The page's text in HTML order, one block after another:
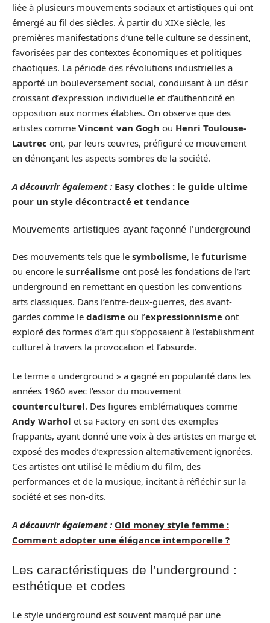
liée à plusieurs mouvements sociaux et artistiques qui ont
émergé au fil des siècles. À partir du XIXe siècle, les
premières manifestations d’une telle culture se dessinent,
favorisées par des contextes économiques et politiques
chaotiques. La période des révolutions industrielles a
apporté un bouleversement social, conduisant à un désir
croissant d’expression individuelle et d’authenticité en
opposition aux normes établies. On observe que des
artistes comme Vincent van Gogh ou Henri Toulouse-
Lautrec ont, par leurs œuvres, préfiguré ce mouvement
en dénonçant les aspects sombres de la société.
A découvrir également : Easy clothes : le guide ultime
pour un style décontracté et tendance
Mouvements artistiques ayant façonné l’underground
Des mouvements tels que le symbolisme, le futurisme
ou encore le surréalisme ont posé les fondations de l’art
underground en remettant en question les conventions
arts classiques. Dans l’entre-deux-guerres, des avant-
gardes comme le dadisme ou l’expressionnisme ont
exploré des formes d’art qui s’opposaient à l’establishment
culturel à travers la provocation et l’absurde.
Le terme « underground » a gagné en popularité dans les
années 1960 avec l’essor du mouvement
counterculturel. Des figures emblématiques comme
Andy Warhol et sa Factory en sont des exemples
frappants, ayant donné une voix à des artistes en marge et
exposé des modes d’expression alternativement ignorées.
Ces artistes ont utilisé le médium du film, des
performances et de la musique, incitant à réfléchir sur la
société et ses non-dits.
A découvrir également : Old money style femme :
Comment adopter une élégance intemporelle ?
Les caractéristiques de l’underground :
esthétique et codes
Le style underground est souvent marqué par une